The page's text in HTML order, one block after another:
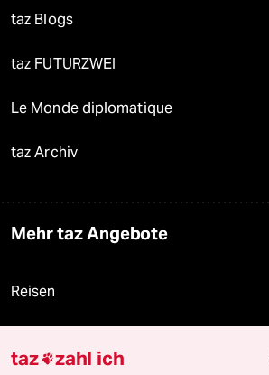
taz Blogs
taz FUTURZWEI
Le Monde diplomatique
taz Archiv
Mehr taz Angebote
Reisen
taz zahl ich